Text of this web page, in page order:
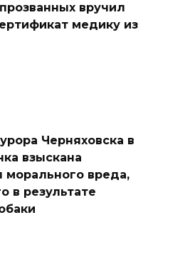
вручил
медику из
Черняховска в
взыскана
морального вреда,
в результате